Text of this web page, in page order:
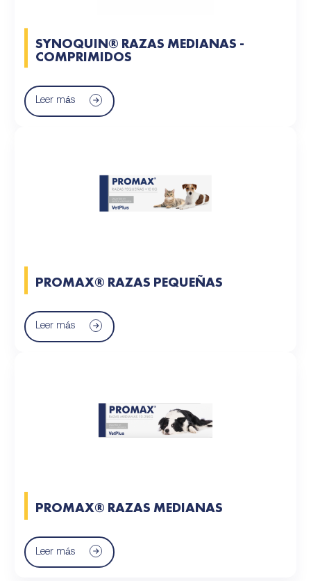
SYNOQUIN® RAZAS MEDIANAS -
COMPRIMIDOS
Leer más
PROMAX® RAZAS PEQUEÑAS
Leer más
PROMAX® RAZAS MEDIANAS
Leer más